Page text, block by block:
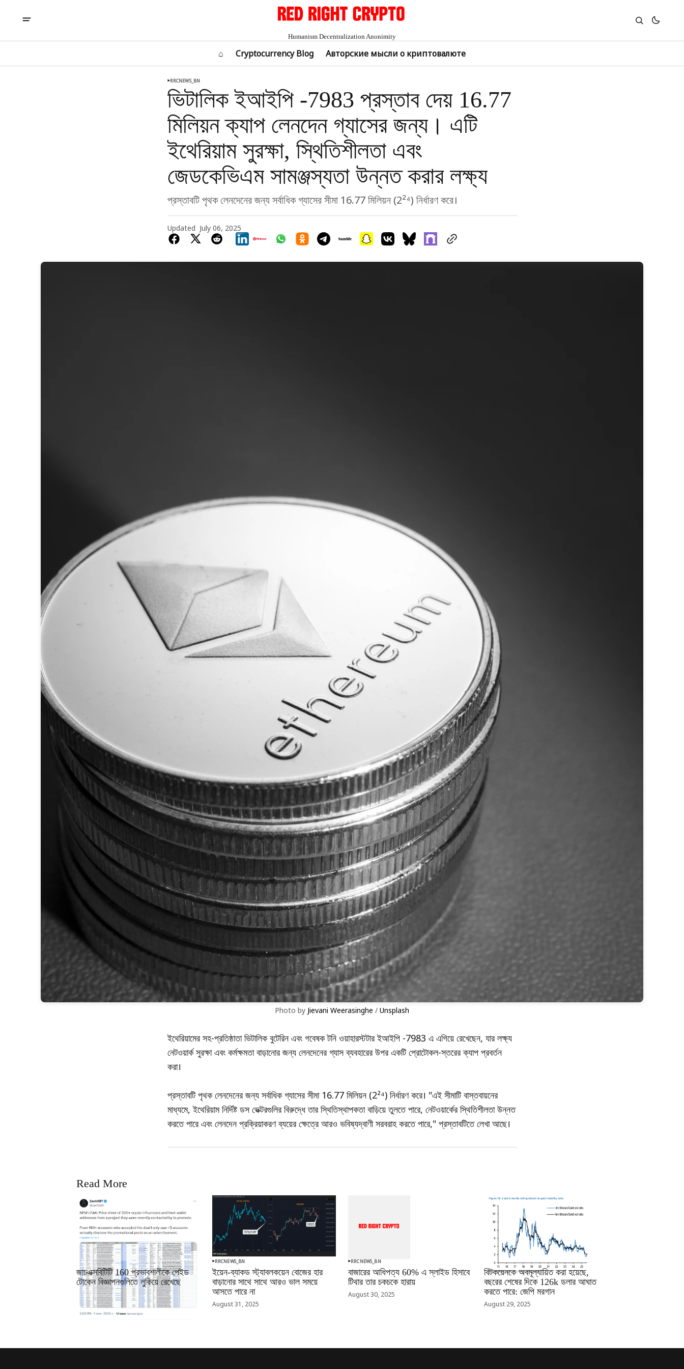
Humanism Decentralization Anonimity
⌂ Cryptocurrency Blog Авторские мысли о криптовалюте
RRCNEWS_BN
ভিটালিক ইআইপি -7983 প্রস্তাব দেয় 16.77
মিলিয়ন ক্যাপ লেনদেন গ্যাসের জন্য। এটি
ইথেরিয়াম সুরক্ষা, স্থিতিশীলতা এবং
জেডকেভিএম সামঞ্জস্যতা উন্নত করার লক্ষ্য
প্রস্তাবটি পৃথক লেনদেনের জন্য সর্বাধিক গ্যাসের সীমা 16.77 মিলিয়ন (2²⁴) নির্ধারণ করে।
Updated July 06, 2025
Photo by Jievani Weerasinghe / Unsplash
ইথেরিয়ামের সহ-প্রতিষ্ঠাতা ভিটালিক বুটেরিন এবং গবেষক টনি ওয়াহারস্টটার ইআইপি -7983 এ এগিয়ে রেখেছেন, যার লক্ষ্য
নেটওয়ার্ক সুরক্ষা এবং কর্মক্ষমতা বাড়ানোর জন্য লেনদেনের গ্যাস ব্যবহারের উপর একটি প্রোটোকল-স্তরের ক্যাপ প্রবর্তন
করা।
প্রস্তাবটি পৃথক লেনদেনের জন্য সর্বাধিক গ্যাসের সীমা 16.77 মিলিয়ন (2²⁴) নির্ধারণ করে। "এই সীমাটি বাস্তবায়নের
মাধ্যমে, ইথেরিয়াম নির্দিষ্ট ডস ভেক্টরগুলির বিরুদ্ধে তার স্থিতিস্থাপকতা বাড়িয়ে তুলতে পারে, নেটওয়ার্কের স্থিতিশীলতা উন্নত
করতে পারে এবং লেনদেন প্রক্রিয়াকরণ ব্যয়ের ক্ষেত্রে আরও ভবিষ্যদ্বাণী সরবরাহ করতে পারে," প্রস্তাবটিতে লেখা আছে।
Read More
RRCNEWS_BN
জাচএক্সবিটিটি 160 প্রভাবশালীকে পেইড
টোকেন বিজ্ঞাপনগুলিতে লুকিয়ে রেখেছে
September 01, 2025
RRCNEWS_BN
ইয়েন-ব্যাকড স্ট্যাবলকয়েন বোজের হার
বাড়ানোর সাথে সাথে আরও ভাল সময়ে
আসতে পারে না
August 31, 2025
RRCNEWS_BN
বাজারের আধিপত্য 60% এ স্লাইড হিসাবে
টিথার তার চকচকে হারায়
August 30, 2025
RRCNEWS_BN
বিটকয়েনকে অবমূল্যায়িত করা হয়েছে,
বছরের শেষের দিকে 126k ডলার আঘাত
করতে পারে: জেপি মরগান
August 29, 2025